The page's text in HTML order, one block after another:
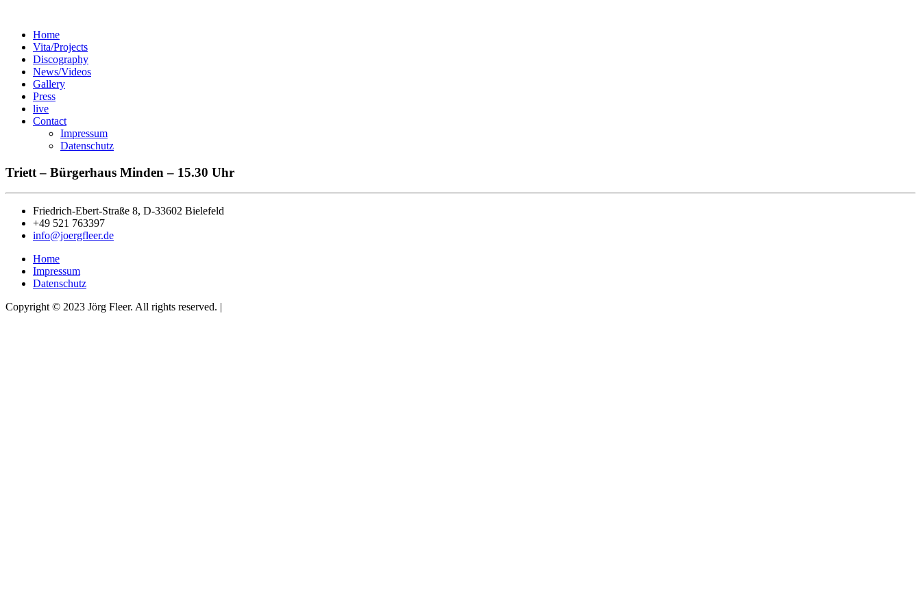
Home
Vita/Projects
Discography
News/Videos
Gallery
Press
live
Contact
Impressum
Datenschutz
Triett – Bürgerhaus Minden – 15.30 Uhr
Friedrich-Ebert-Straße 8, D-33602 Bielefeld
+49 521 763397
info@joergfleer.de
Home
Impressum
Datenschutz
Copyright © 2023 Jörg Fleer. All rights reserved. |